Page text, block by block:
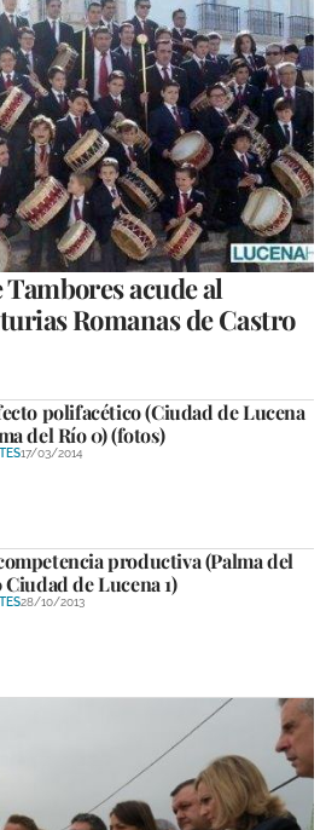
acude al
Romanas de Castro
polifacético (Ciudad de Lucena
del Río 0) (fotos)
17/03/2014
productiva (Palma del
Ciudad de Lucena 1)
28/10/2013